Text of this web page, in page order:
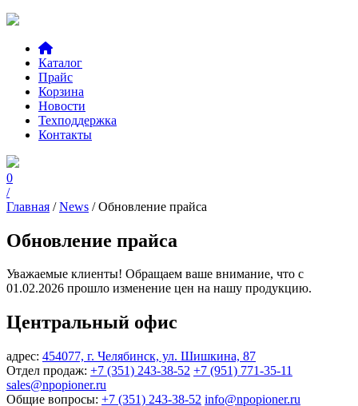
Каталог
Прайс
Корзина
Новости
Техподдержка
Контакты
0
/
Главная /News / Обновление прайса
Обновление прайса
Уважаемые клиенты! Обращаем ваше внимание, что с
01.02.2026 прошло изменение цен на нашу продукцию.
Центральный офис
адрес: 454077, г. Челябинск, ул. Шишкина, 87
Отдел продаж: +7 (351) 243-38-52 +7 (951) 771-35-11
sales@npopioner.ru
Общие вопросы: +7 (351) 243-38-52 info@npopioner.ru